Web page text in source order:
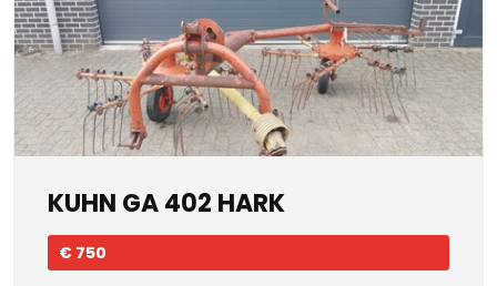
KUHN GA 402 HARK
€ 750